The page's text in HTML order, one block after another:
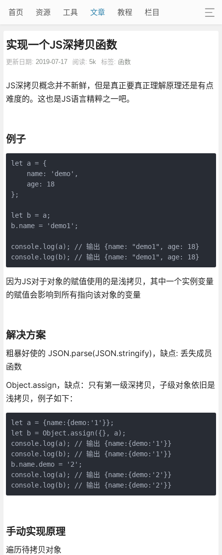
首页 资源 工具 文章 教程 栏目
实现一个JS深拷贝函数
更新日期: 2019-07-17 阅读: 5k 标签: 函数
JS深拷贝概念并不新鲜，但是真正要真正理解原理还是有点
难度的。这也是JS语言精粹之一吧。
例子
let a = {
    name: 'demo',
    age: 18
};
let b = a;
b.name = 'demo1';
console.log(a); // 输出 {name: "demo1", age: 18}
console.log(b); // 输出 {name: "demo1", age: 18}
因为JS对于对象的赋值使用的是浅拷贝，其中一个实例变量
的赋值会影响到所有指向该对象的变量
解决方案
粗暴好使的 JSON.parse(JSON.stringify)，缺点: 丢失成员
函数
Object.assign，缺点：只有第一级深拷贝，子级对象依旧是
浅拷贝，例子如下：
let a = {name:{demo:'1'}};
let b = Object.assign({}, a);
console.log(a); // 输出 {name:{demo:'1'}}
console.log(b); // 输出 {name:{demo:'1'}}
b.name.demo = '2';
console.log(a); // 输出 {name:{demo:'2'}}
console.log(b); // 输出 {name:{demo:'2'}}
手动实现原理
遍历待拷贝对象